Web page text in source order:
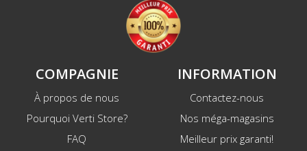
COMPAGNIE
À propos de nous
Pourquoi Verti Store?
FAQ
INFORMATION
Contactez-nous
Nos méga-magasins
Meilleur prix garanti!